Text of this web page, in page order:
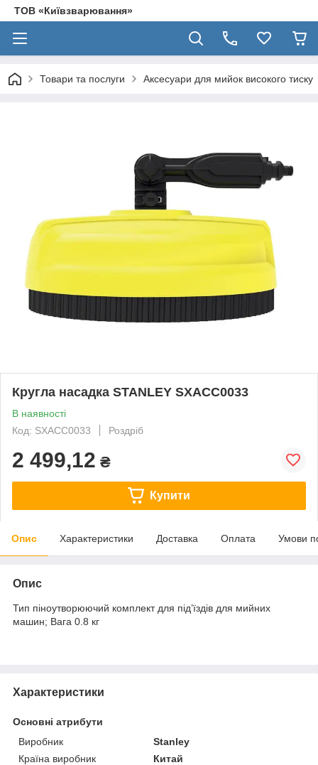
ТОВ «Київзварювання»
Товари та послуги Аксесуари для мийок високого тиску
Кругла насадка STANLEY SXACC0033
В наявності
Код: SXACC0033
Роздріб
2 499,12 ₴
Купити
Опис Характеристики Доставка Оплата Умови
Опис
Тип піноутворюючий комплект для під’їздів для мийних
машин; Вага 0.8 кг
Характеристики
Основні атрибути
Виробник
Stanley
Країна виробник
Китай